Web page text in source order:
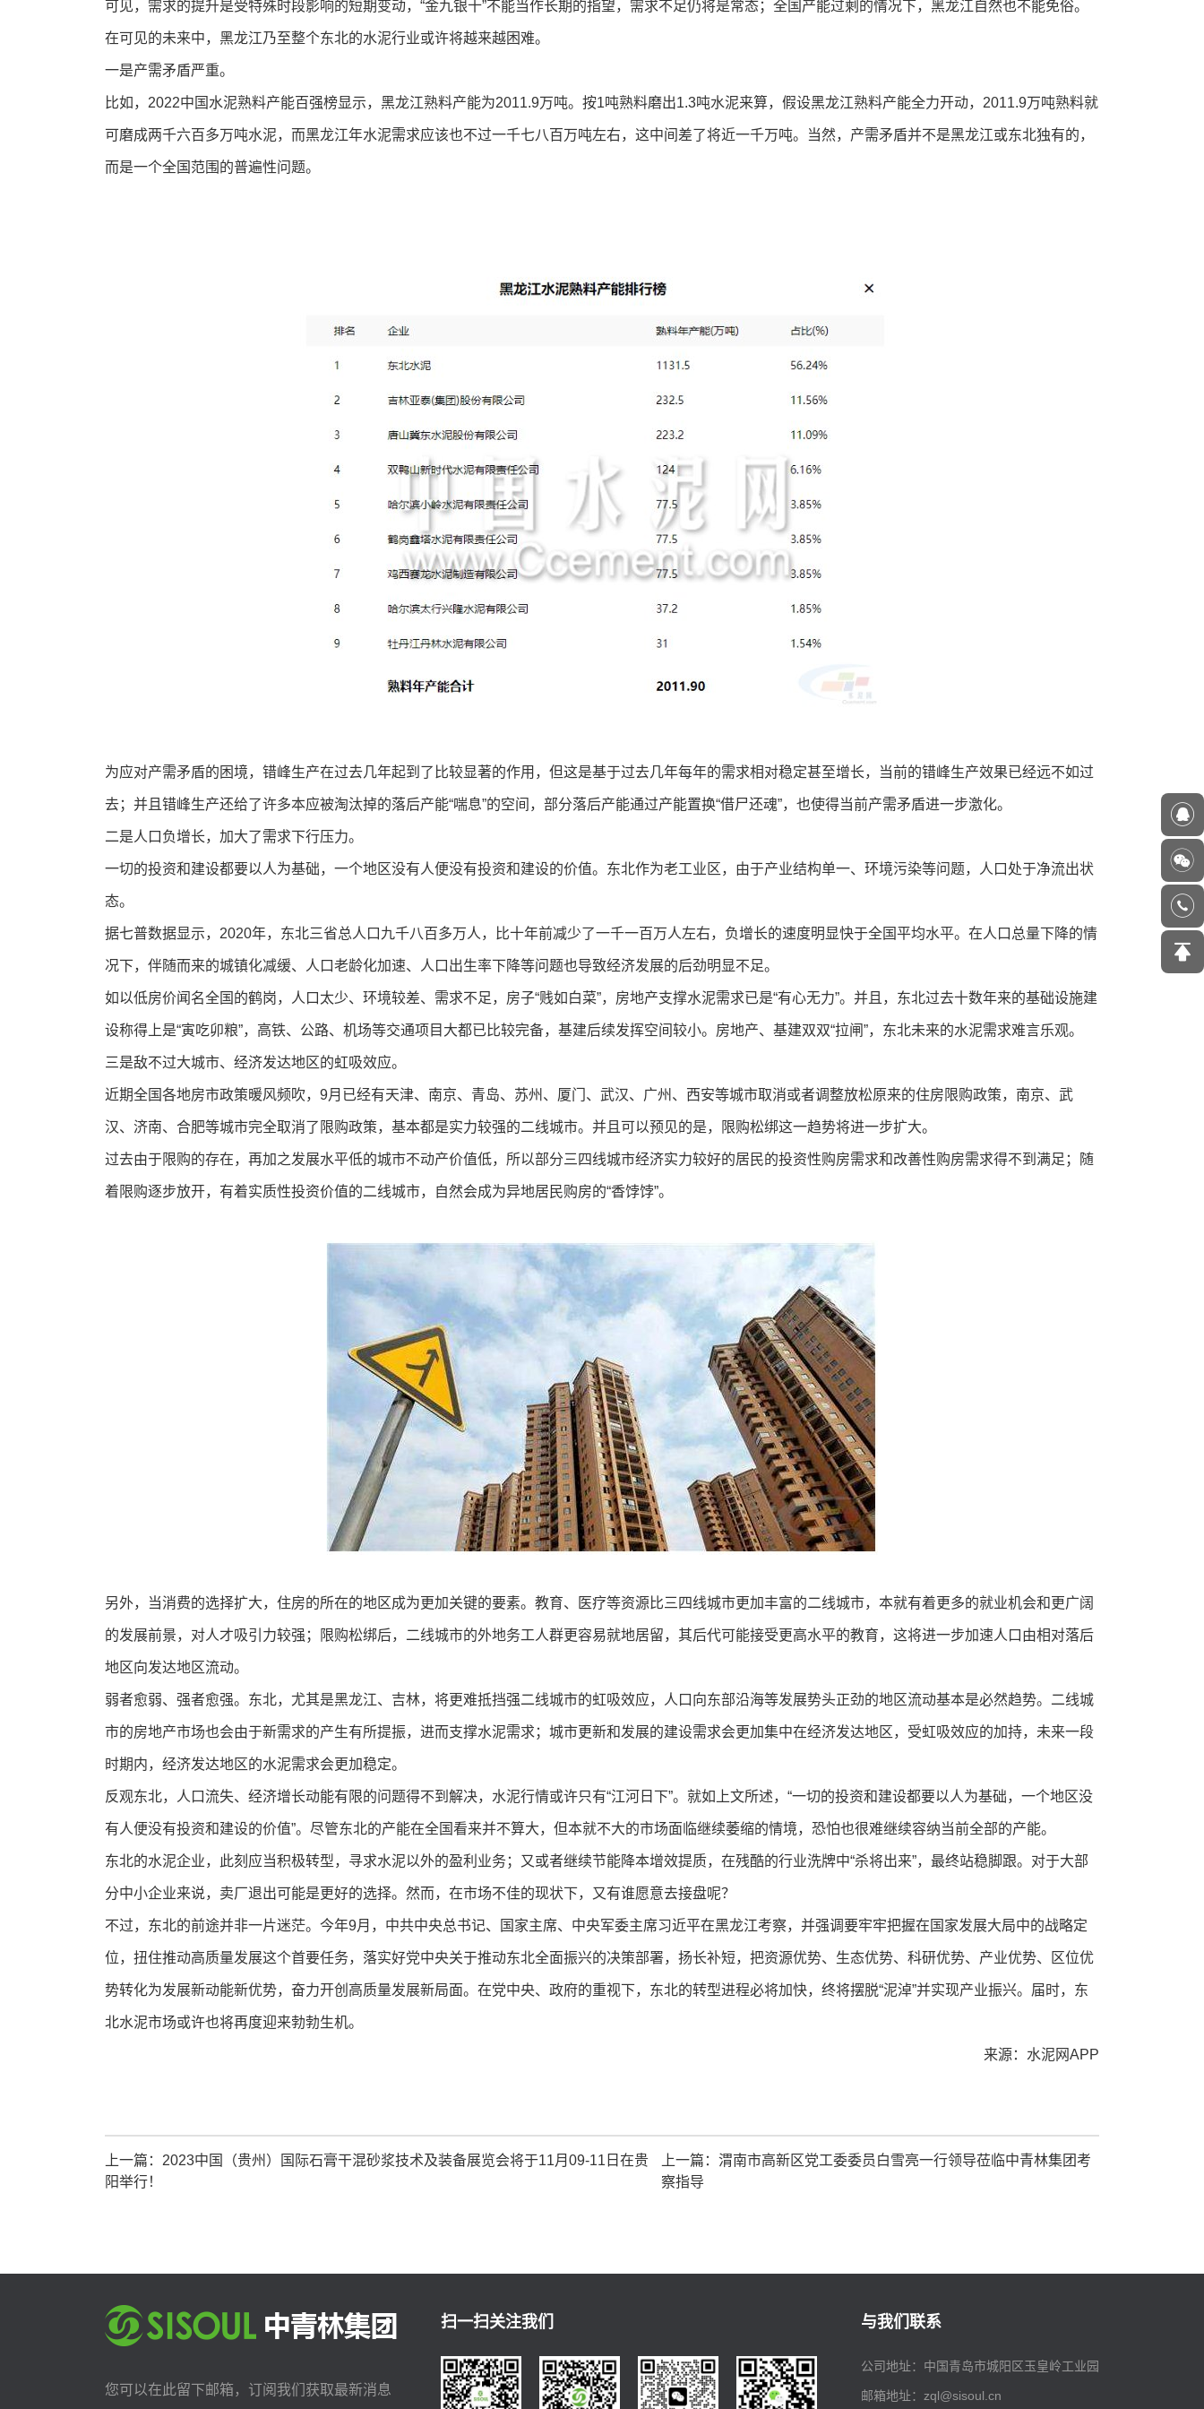
可见，需求的提升是受特殊时段影响的短期变动，“金九银十”不能当作长期的指望，需求不足仍将是常态；全国产能过剩的情况下，黑龙江自然也不能免俗。
在可见的未来中，黑龙江乃至整个东北的水泥行业或许将越来越困难。
一是产需矛盾严重。
比如，2022中国水泥熟料产能百强榜显示，黑龙江熟料产能为2011.9万吨。按1吨熟料磨出1.3吨水泥来算，假设黑龙江熟料产能全力开动，2011.9万吨熟料就
可磨成两千六百多万吨水泥，而黑龙江年水泥需求应该也不过一千七八百万吨左右，这中间差了将近一千万吨。当然，产需矛盾并不是黑龙江或东北独有的，
而是一个全国范围的普遍性问题。
为应对产需矛盾的困境，错峰生产在过去几年起到了比较显著的作用，但这是基于过去几年每年的需求相对稳定甚至增长，当前的错峰生产效果已经远不如过
去；并且错峰生产还给了许多本应被淘汰掉的落后产能“喘息”的空间，部分落后产能通过产能置换“借尸还魂”，也使得当前产需矛盾进一步激化。
二是人口负增长，加大了需求下行压力。
一切的投资和建设都要以人为基础，一个地区没有人便没有投资和建设的价值。东北作为老工业区，由于产业结构单一、环境污染等问题，人口处于净流出状
态。
据七普数据显示，2020年，东北三省总人口九千八百多万人，比十年前减少了一千一百万人左右，负增长的速度明显快于全国平均水平。在人口总量下降的情
况下，伴随而来的城镇化减缓、人口老龄化加速、人口出生率下降等问题也导致经济发展的后劲明显不足。
如以低房价闻名全国的鹤岗，人口太少、环境较差、需求不足，房子“贱如白菜”，房地产支撑水泥需求已是“有心无力”。并且，东北过去十数年来的基础设施建
设称得上是“寅吃卯粮”，高铁、公路、机场等交通项目大都已比较完备，基建后续发挥空间较小。房地产、基建双双“拉闸”，东北未来的水泥需求难言乐观。
三是敌不过大城市、经济发达地区的虹吸效应。
近期全国各地房市政策暖风频吹，9月已经有天津、南京、青岛、苏州、厦门、武汉、广州、西安等城市取消或者调整放松原来的住房限购政策，南京、武
汉、济南、合肥等城市完全取消了限购政策，基本都是实力较强的二线城市。并且可以预见的是，限购松绑这一趋势将进一步扩大。
过去由于限购的存在，再加之发展水平低的城市不动产价值低，所以部分三四线城市经济实力较好的居民的投资性购房需求和改善性购房需求得不到满足；随
着限购逐步放开，有着实质性投资价值的二线城市，自然会成为异地居民购房的“香饽饽”。
另外，当消费的选择扩大，住房的所在的地区成为更加关键的要素。教育、医疗等资源比三四线城市更加丰富的二线城市，本就有着更多的就业机会和更广阔
的发展前景，对人才吸引力较强；限购松绑后，二线城市的外地务工人群更容易就地居留，其后代可能接受更高水平的教育，这将进一步加速人口由相对落后
地区向发达地区流动。
弱者愈弱、强者愈强。东北，尤其是黑龙江、吉林，将更难抵挡强二线城市的虹吸效应，人口向东部沿海等发展势头正劲的地区流动基本是必然趋势。二线城
市的房地产市场也会由于新需求的产生有所提振，进而支撑水泥需求；城市更新和发展的建设需求会更加集中在经济发达地区，受虹吸效应的加持，未来一段
时期内，经济发达地区的水泥需求会更加稳定。
反观东北，人口流失、经济增长动能有限的问题得不到解决，水泥行情或许只有“江河日下”。就如上文所述，“一切的投资和建设都要以人为基础，一个地区没
有人便没有投资和建设的价值”。尽管东北的产能在全国看来并不算大，但本就不大的市场面临继续萎缩的情境，恐怕也很难继续容纳当前全部的产能。
东北的水泥企业，此刻应当积极转型，寻求水泥以外的盈利业务；又或者继续节能降本增效提质，在残酷的行业洗牌中“杀将出来”，最终站稳脚跟。对于大部
分中小企业来说，卖厂退出可能是更好的选择。然而，在市场不佳的现状下，又有谁愿意去接盘呢？
不过，东北的前途并非一片迷茫。今年9月，中共中央总书记、国家主席、中央军委主席习近平在黑龙江考察，并强调要牢牢把握在国家发展大局中的战略定
位，扭住推动高质量发展这个首要任务，落实好党中央关于推动东北全面振兴的决策部署，扬长补短，把资源优势、生态优势、科研优势、产业优势、区位优
势转化为发展新动能新优势，奋力开创高质量发展新局面。在党中央、政府的重视下，东北的转型进程必将加快，终将摆脱“泥淖”并实现产业振兴。届时，东
北水泥市场或许也将再度迎来勃勃生机。
来源：水泥网APP
上一篇：2023中国（贵州）国际石膏干混砂浆技术及装备展览会将于11月09-11日在贵
阳举行！
上一篇：渭南市高新区党工委委员白雪亮一行领导莅临中青林集团考
察指导
您可以在此留下邮箱，订阅我们获取最新消息
扫一扫关注我们 与我们联系
公司地址：中国青岛市城阳区玉皇岭工业园
邮箱地址： zql@sisoul.cn